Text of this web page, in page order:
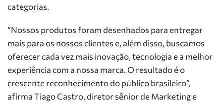
categorias.
“Nossos produtos foram desenhados para entregar
mais para os nossos clientes e, além disso, buscamos
oferecer cada vez mais inovação, tecnologia e a melhor
experiência com a nossa marca. O resultado é o
crescente reconhecimento do público brasileiro”,
afirma Tiago Castro, diretor sênior de Marketing e